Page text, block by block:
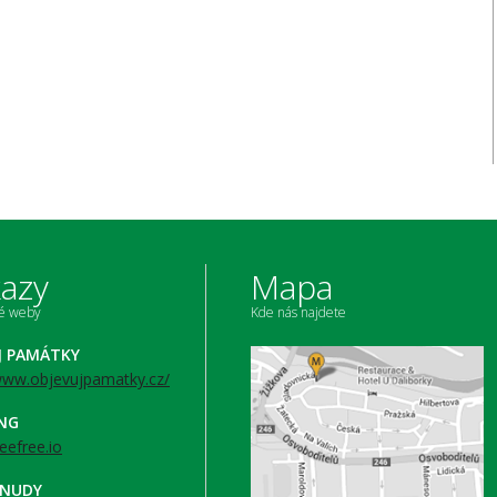
weby
PAMÁTKY
Mapa
Kde nás najdete